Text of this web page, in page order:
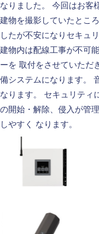
なりました。 今回はお客
建物を撮影していたとこ
したが不安になりセキュ
建物内は配線工事が不可
ーを 取付をさせていただ
備システムになります。
なります。 セキュリティ
の開始・解除、侵入が管
しやすく なります。